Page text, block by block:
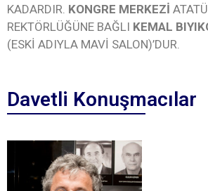
KADARDIR. KONGRE MERKEZİ
REKTÖRLÜĞÜNE BAĞLI KEMAL
(ESKİ ADIYLA MAVİ SALON)’DUR.
Davetli Konuşmacılar